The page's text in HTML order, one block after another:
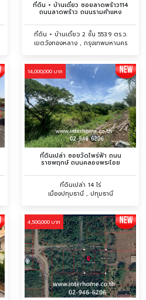
ที่ดิน + บ้านเดี่ยว ซอยลาดพร้าว114
ถนนลาดพร้าว ถนนรามคำแหง
ที่ดิน + บ้านเดี่ยว 2 ชั้น 553.9 ตร.ว.
เขตวังทองหลาง , กรุงเทพมหานคร
14,000,000 บาท
ที่ดินเปล่า ซอยวัดไพร่ฟ้า ถนน
ราชพฤกษ์ ถนนคลองพระโอย
ที่ดินเปล่า 14 ไร่
เมืองปทุมธานี , ปทุมธานี
4,500,000 บาท